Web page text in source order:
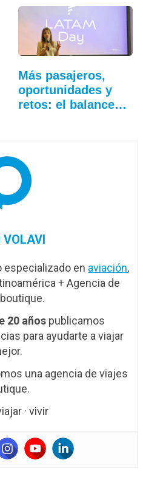
Más pasajeros,
oportunidades y
retos: el balance…
VOLAVI
especializado en aviación,
+ Agencia de
20 años publicamos
para ayudarte a viajar
una agencia de viajes
· vivir